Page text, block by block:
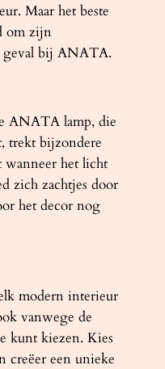
Maar het beste
om zijn
geval bij ANATA.
ANATA lamp, die
trekt bijzondere
wanneer het licht
zich zachtjes door
het decor nog
modern interieur
vanwege de
kunt kiezen. Kies
creëer een unieke